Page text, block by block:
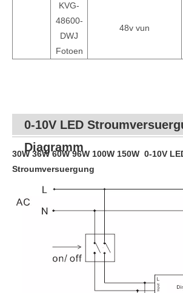
KVG-
48600-
DWJ
Fotoen
48v vun
0-10V LED
Diagramm
30W 36W 60W 96W 100W 150W 0-10V
Stroumversuergung